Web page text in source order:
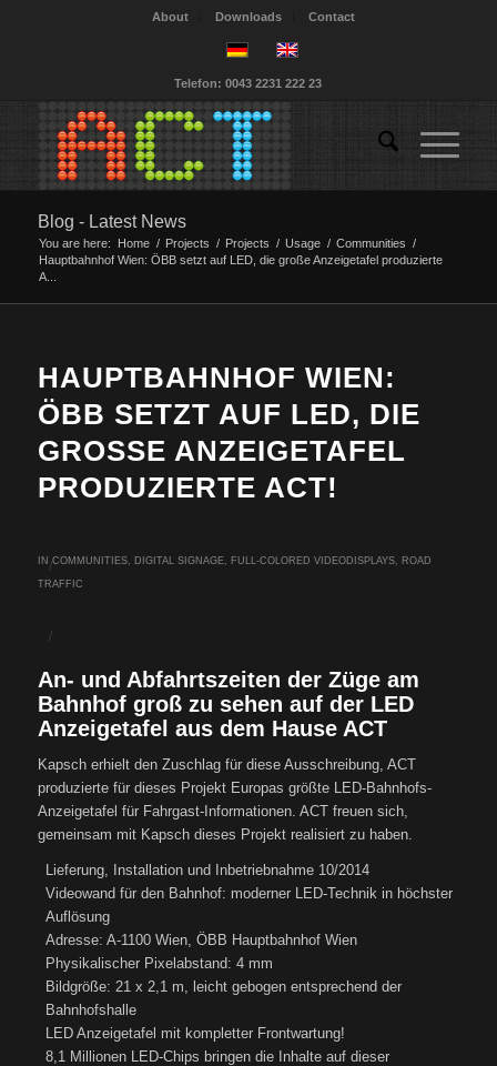
About Downloads Contact
Telefon: 0043 2231 222 23
Blog - Latest News
You are here: Home / Projects / Projects / Usage / Communities /
Hauptbahnhof Wien: ÖBB setzt auf LED, die große Anzeigetafel produzierte
A...
HAUPTBAHNHOF WIEN:
ÖBB SETZT AUF LED, DIE
GROSSE ANZEIGETAFEL P
RODUZIERTE ACT!
/
INCOMMUNITIES, DIGITAL SIGNAGE, FULL-COLORED VIDEODISPLAYS, ROAD
TRAFFIC
/
An- und Abfahrtszeiten der Züge am
Bahnhof groß zu sehen auf der LED
Anzeigetafel aus dem Hause ACT
Kapsch erhielt den Zuschlag für diese Ausschreibung, ACT
produzierte für dieses Projekt Europas größte LED-Bahnhofs-
Anzeigetafel für Fahrgast-Informationen. ACT freuen sich,
gemeinsam mit Kapsch dieses Projekt realisiert zu haben.
Lieferung, Installation und Inbetriebnahme 10/2014
Videowand für den Bahnhof: moderner LED-Technik in höchster
Auflösung
Adresse: A-1100 Wien, ÖBB Hauptbahnhof Wien
Physikalischer Pixelabstand: 4 mm
Bildgröße: 21 x 2,1 m, leicht gebogen entsprechend der
Bahnhofshalle
LED Anzeigetafel mit kompletter Frontwartung!
8,1 Millionen LED-Chips bringen die Inhalte auf dieser